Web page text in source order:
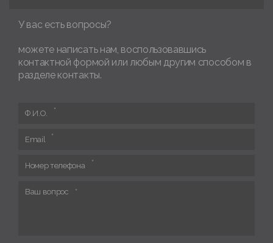
У вас есть вопросы?
можете написать нам, воспользовавшись
контактной формой или любым другим способом в
разделе контакты.
Ф.И.О.
Email
Номер телефона
Ваш вопрос